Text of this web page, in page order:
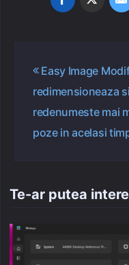
Navigare
articole
Easy Image
redimensioneaza si
redenumeste mai
poze in acelasi
Te-ar putea